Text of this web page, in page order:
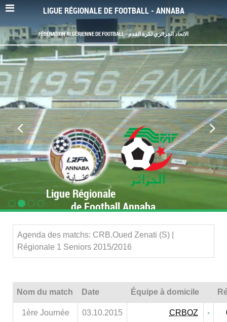
LIGUE RÉGIONALE DE FOOTBALL - ANNABA
FÉDÉRATION ALGÉRIENNE DE FOOTBALL - الاتحاد الجزائري لكرة القدم
Ligue Régionale
de Football Annaba
Agenda des matchs: CRB.Oued Zenati (S) |
Régionale 1 Seniors 2015/2016
Nom du match Date Équipe à domicile
1ère Journée 03.10.2015 CRBOZ